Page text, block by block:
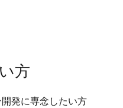
方
発に専念したい方